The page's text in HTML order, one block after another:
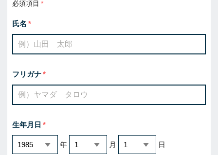
必須項目
氏名
フリガナ
生年月日
年 月 日